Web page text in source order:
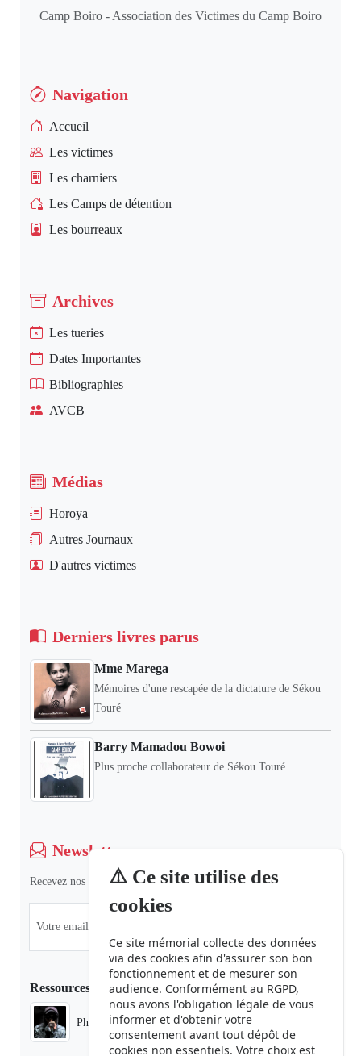
⚠️ Ce site utilise des
cookies
Ce site mémorial collecte des données
via des cookies afin d'assurer son bon
fonctionnement et de mesurer son
audience. Conformément au RGPD,
nous avons l'obligation légale de vous
informer et d'obtenir votre
consentement avant tout dépôt de
cookies non essentiels. Votre choix est
Camp Boiro - Association des Victimes du Camp Boiro
Navigation
Accueil
Les victimes
Les charniers
Les Camps de détention
Les bourreaux
Archives
Les tueries
Dates Importantes
Bibliographies
AVCB
Médias
Horoya
Autres Journaux
D'autres victimes
Derniers livres parus
Mme Marega
Mémoires d'une rescapée de la dictature de Sékou
Touré
Barry Mamadou Bowoi
Plus proche collaborateur de Sékou Touré
Newsletter
Recevez nos dernières informations et actualités.
Ressources
Phaduba camp boiro